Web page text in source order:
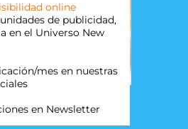
online
de publicidad,
en el Universo New
mes en nuestras
en Newsletter